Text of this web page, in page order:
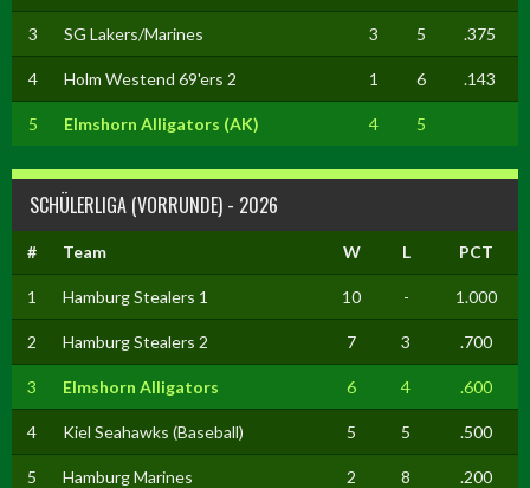
3 SG Lakers/Marines 3 5 .375
4 Holm Westend 69'ers 2 1 6 .143
5 Elmshorn Alligators (AK) 4 5
SCHÜLERLIGA (VORRUNDE) - 2026
# Team W L PCT
1 Hamburg Stealers 1 10 - 1.000
2 Hamburg Stealers 2 7 3 .700
3 Elmshorn Alligators 6 4 .600
4 Kiel Seahawks (Baseball) 5 5 .500
5 Hamburg Marines 2 8 .200